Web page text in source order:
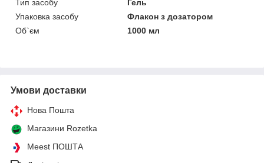
Тип засобу
Гель
Упаковка засобу
Флакон з дозатором
Об`єм
1000 мл
Умови доставки
Нова Пошта
Магазини Rozetka
Meest ПОШТА